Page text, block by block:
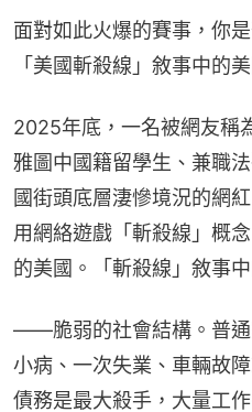
面對如此火爆的賽事，你
「美國斬殺線」敘事中的
2025年底，一名被網友稱
雅圖中國籍留學生、兼職
國街頭底層淒慘境況的網
用網絡遊戲「斬殺線」概
的美國。「斬殺線」敘事
——脆弱的社會結構。普通
小病、一次失業、車輛故
債務是最大殺手，大量工